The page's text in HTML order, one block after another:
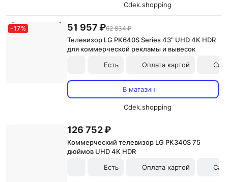
Cdek.shopping
-17% 51 957 ₽62 834 ₽
Телевизор LG PK640S Series 43" UHD 4K HDR
для коммерческой рекламы и вывесок
Есть
Оплата картой
В магазин
Cdek.shopping
126 752 ₽
Коммерческий телевизор LG PK340S 75
дюймов UHD 4K HDR
Есть
Оплата картой